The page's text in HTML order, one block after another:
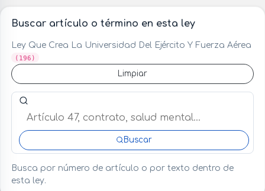
Buscar artículo o término en esta ley
Ley Que Crea La Universidad Del Ejército Y Fuerza Aérea
(196)
Limpiar
Buscar artículo o término en esta ley
Buscar
Busca por número de artículo o por texto dentro de
esta ley.